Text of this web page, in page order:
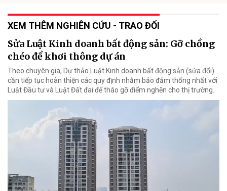
XEM THÊM NGHIÊN CỨU - TRAO ĐỔI
Sửa Luật Kinh doanh bất động sản: Gỡ chồng
chéo để khơi thông dự án
Theo chuyên gia, Dự thảo Luật Kinh doanh bất động sản (sửa đổi)
cần tiếp tục hoàn thiện các quy định nhằm bảo đảm thống nhất với
Luật Đầu tư và Luật Đất đai để tháo gỡ điểm nghẽn cho thị trường.